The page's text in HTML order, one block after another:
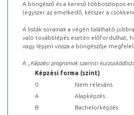
A böngésző és a kereső többoszlopos
(egyszer az emelkedő, kétszer a
A listák sorainak a végén található
való továbblépés esetén előfordulhat,
vagy lépjen vissza a böngészője
A „ Képzési programok szerinti
Képzési forma (szint)
0
Nem releváns
A
Alapképzés
B
Bachelorképzés